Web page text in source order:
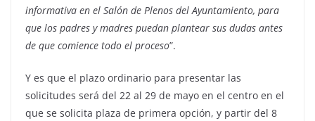
informativa en el Salón de Plenos del Ayuntamiento, para
que los padres y madres puedan plantear sus dudas antes
de que comience todo el proceso”.
Y es que el plazo ordinario para presentar las
solicitudes será del 22 al 29 de mayo en el centro en el
que se solicita plaza de primera opción, y partir del 8